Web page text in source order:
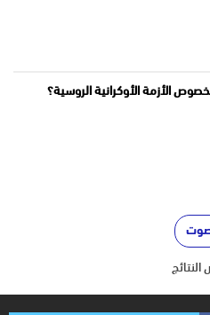
الأزمة الأوكرانية الروسية؟